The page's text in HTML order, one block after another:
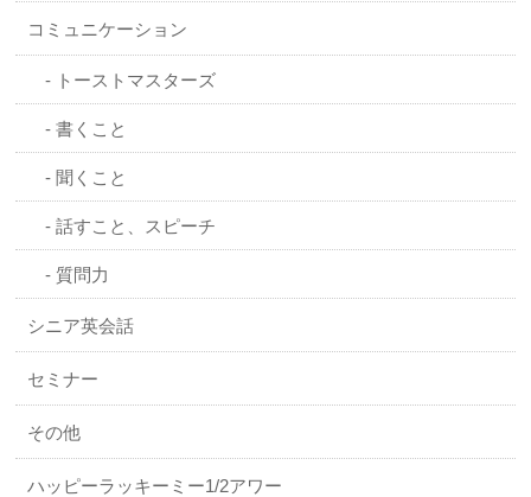
コミュニケーション
トーストマスターズ
書くこと
聞くこと
話すこと、スピーチ
質問力
シニア英会話
セミナー
その他
ハッピーラッキーミー1/2アワー